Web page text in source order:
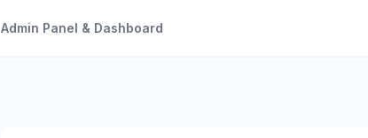
Admin Panel & Dashboard